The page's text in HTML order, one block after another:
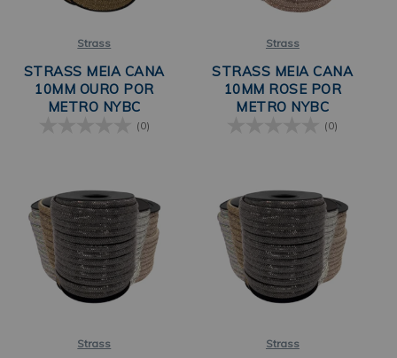
Strass
STRASS MEIA CANA
10MM OURO POR
METRO NYBC
(0)
Strass
STRASS MEIA CANA
10MM ROSE POR
METRO NYBC
(0)
Strass Strass